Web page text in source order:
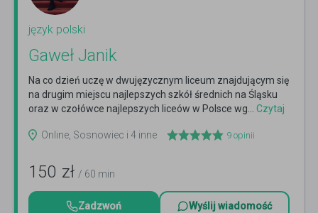
język polski
Gaweł Janik
Na co dzień uczę w dwujęzycznym liceum znajdującym się
na drugim miejscu najlepszych szkół średnich na Śląsku
oraz w czołówce najlepszych liceów w Polsce wg... Czytaj
Online, Sosnowiec i 4 inne
9 opinii
150 zł / 60 min
Zadzwoń Wyślij wiadomość